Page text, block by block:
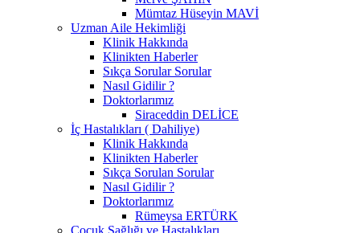
Mümtaz Hüseyin MAVİ
Uzman Aile Hekimliği
Klinik Hakkında
Klinikten Haberler
Sıkça Sorular Sorular
Nasıl Gidilir ?
Doktorlarımız
Siraceddin DELİCE
İç Hastalıkları ( Dahiliye)
Klinik Hakkında
Klinikten Haberler
Sıkça Sorulan Sorular
Nasıl Gidilir ?
Doktorlarımız
Rümeysa ERTÜRK
Çocuk Sağlığı ve Hastalıkları